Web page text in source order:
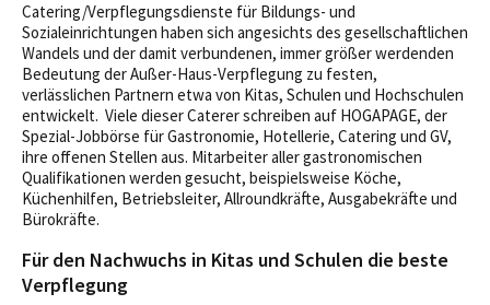
Catering/Verpflegungsdienste für Bildungs- und
Sozialeinrichtungen haben sich angesichts des gesellschaftlichen
Wandels und der damit verbundenen, immer größer werdenden
Bedeutung der Außer-Haus-Verpflegung zu festen,
verlässlichen Partnern etwa von Kitas, Schulen und Hochschulen
entwickelt. Viele dieser Caterer schreiben auf HOGAPAGE, der
Spezial-Jobbörse für Gastronomie, Hotellerie, Catering und GV,
ihre offenen Stellen aus. Mitarbeiter aller gastronomischen
Qualifikationen werden gesucht, beispielsweise Köche,
Küchenhilfen, Betriebsleiter, Allroundkräfte, Ausgabekräfte und
Bürokräfte.
Für den Nachwuchs in Kitas und Schulen die beste
Verpflegung